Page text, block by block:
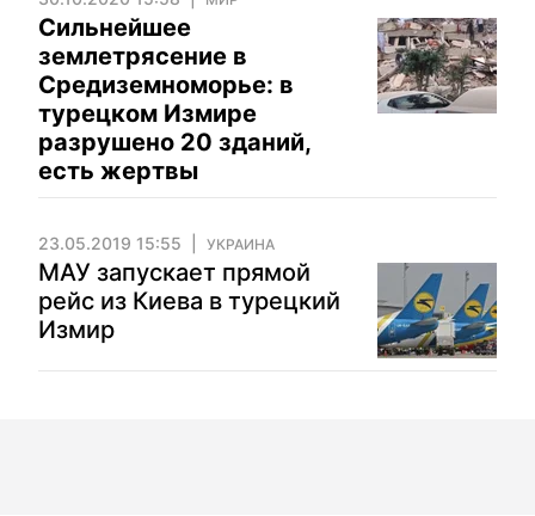
Сильнейшее
землетрясение в
Средиземноморье: в
турецком Измире
разрушено 20 зданий,
есть жертвы
23.05.2019 15:55 УКРАИНА
МАУ запускает прямой
рейс из Киева в турецкий
Измир